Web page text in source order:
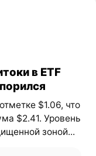
в ETF
$1.06, что
$2.41. Уровень
зоной...